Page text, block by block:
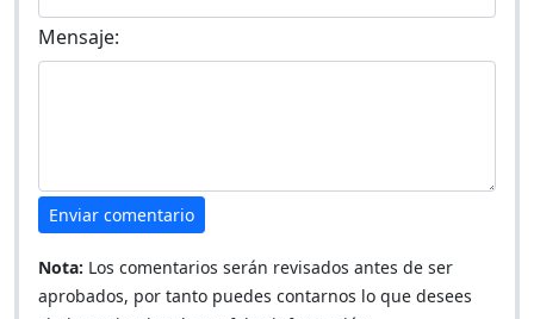
Mensaje:
Enviar comentario
Nota: Los comentarios serán revisados antes de ser
aprobados, por tanto puedes contarnos lo que desees